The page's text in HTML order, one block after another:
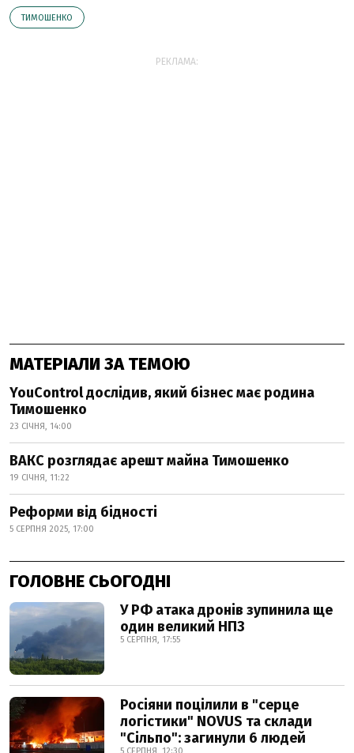
ТИМОШЕНКО
РЕКЛАМА:
МАТЕРІАЛИ ЗА ТЕМОЮ
YouControl дослідив, який бізнес має родина
Тимошенко
23 СІЧНЯ, 14:00
ВАКС розглядає арешт майна Тимошенко
19 СІЧНЯ, 11:22
Реформи від бідності
5 СЕРПНЯ 2025, 17:00
ГОЛОВНЕ СЬОГОДНІ
У РФ атака дронів зупинила ще
один великий НПЗ
5 СЕРПНЯ, 17:55
Росіяни поцілили в "серце
логістики" NOVUS та склади
"Сільпо": загинули 6 людей